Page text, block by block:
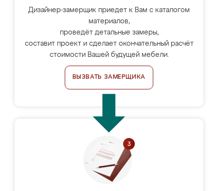
Дизайнер-замерщик приедет к Вам с каталогом
материалов,
проведёт детальные замеры,
составит проект и сделает окончательный расчёт
стоимости Вашей будущей мебели.
ВЫЗВАТЬ ЗАМЕРЩИКА